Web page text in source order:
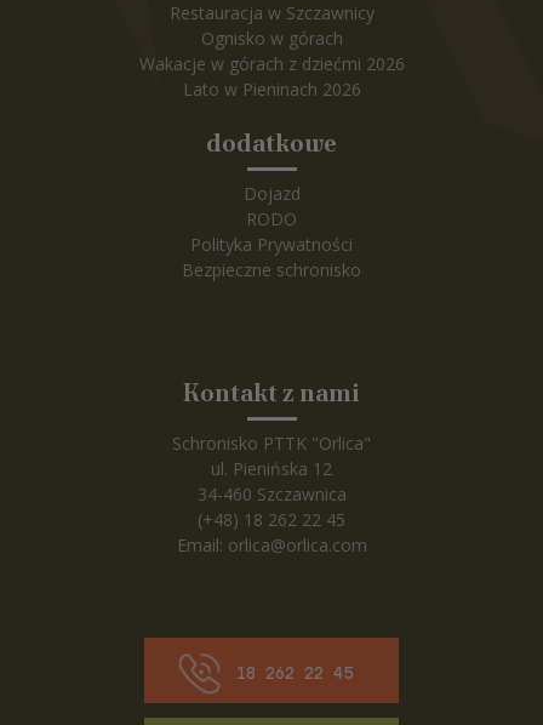
Restauracja w Szczawnicy
Ognisko w górach
Wakacje w górach z dziećmi 2026
Lato w Pieninach 2026
dodatkowe
Dojazd
RODO
Polityka Prywatności
Bezpieczne schronisko
Kontakt z nami
Schronisko PTTK "Orlica"
ul. Pienińska 12
34-460 Szczawnica
(+48) 18 262 22 45
Email: orlica@orlica.com
18 262 22 45